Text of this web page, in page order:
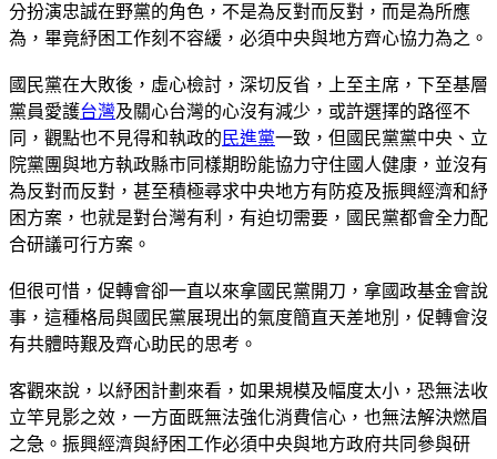
分扮演忠誠在野黨的角色，不是為反對而反對，而是為所應
為，畢竟紓困工作刻不容緩，必須中央與地方齊心協力為之。
國民黨在大敗後，虛心檢討，深切反省，上至主席，下至基層
黨員愛護台灣及關心台灣的心沒有減少，或許選擇的路徑不
同，觀點也不見得和執政的 民進黨一致，但國民黨黨中央、立
院黨團與地方執政縣市同樣期盼能協力守住國人健康，並沒有
為反對而反對，甚至積極尋求中央地方有防疫及振興經濟和紓
困方案，也就是對台灣有利，有迫切需要，國民黨都會全力配
合研議可行方案。
但很可惜，促轉會卻一直以來拿國民黨開刀，拿國政基金會說
事，這種格局與國民黨展現出的氣度簡直天差地別，促轉會沒
有共體時艱及齊心助民的思考。
客觀來說，以紓困計劃來看，如果規模及幅度太小，恐無法收
立竿見影之效，一方面既無法強化消費信心，也無法解決燃眉
之急。振興經濟與紓困工作必須中央與地方政府共同參與研